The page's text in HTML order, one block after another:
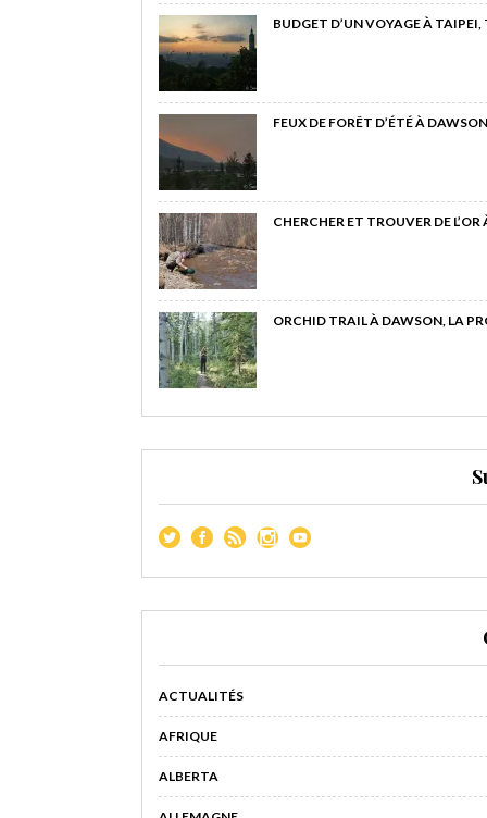
BUDGET D’UN VOYAGE À
FEUX DE FORÊT D’ÉTÉ À
CHERCHER ET TROUVER DE
ORCHID TRAIL À DAWSON, LA
ACTUALITÉS
AFRIQUE
ALBERTA